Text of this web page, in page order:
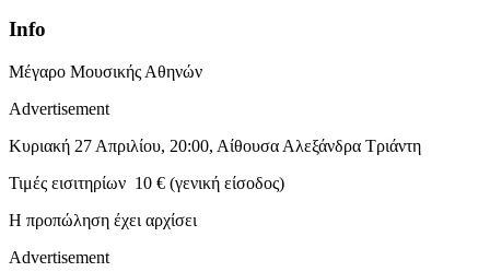
Info
Μέγαρο Μουσικής Αθηνών
Advertisement
Κυριακή 27 Απριλίου, 20:00, Αίθουσα Αλεξάνδρα Τριάντη
Τιμές εισιτηρίων 10 € (γενική είσοδος)
Η προπώληση έχει αρχίσει
Advertisement